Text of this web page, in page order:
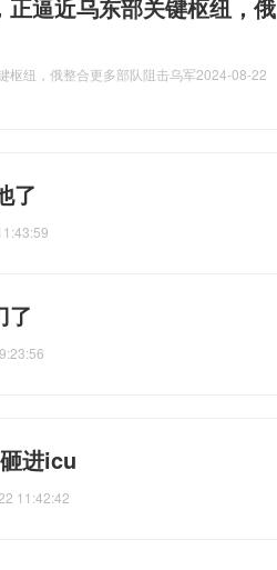
逼近乌东部关键枢纽，俄
枢纽，俄整合更多部队阻击乌军2024-08-22
了
了
进icu
11:42:42